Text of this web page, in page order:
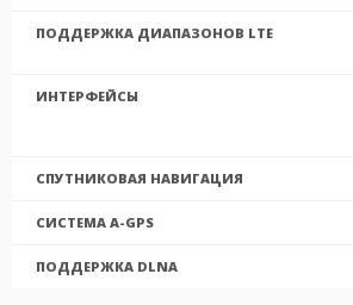
ПОДДЕРЖКА ДИАПАЗОНОВ LTE
ИНТЕРФЕЙСЫ
СПУТНИКОВАЯ НАВИГАЦИЯ
CИСТЕМА A-GPS
ПОДДЕРЖКА DLNA